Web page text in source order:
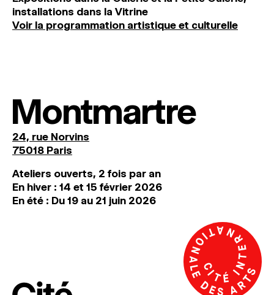
installations dans la Vitrine
Voir la programmation artistique et culturelle
Montmartre
24, rue Norvins
75018 Paris
Ateliers ouverts, 2 fois par an
En hiver : 14 et 15 février 2026
En été : Du 19 au 21 juin 2026